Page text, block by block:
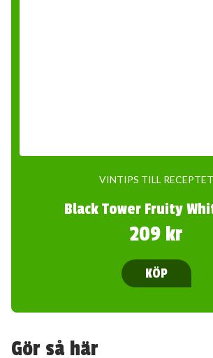
VINTIPS TILL RECEPTET
Black Tower Fruity
209 kr
KÖP
Gör så här